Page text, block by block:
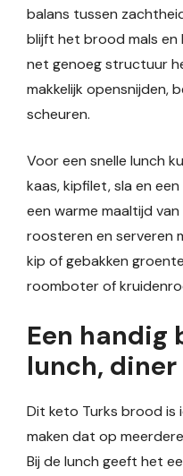
balans tussen
blijft het brood mals
net genoeg structuur
makkelijk opensnijden,
scheuren.
Voor een snelle lunch
kaas, kipfilet, sla en
een warme maaltijd
roosteren en serveren
kip of gebakken
roomboter of
Een handig
lunch,
Dit keto Turks brood is
maken dat op
Bij de lunch geeft het